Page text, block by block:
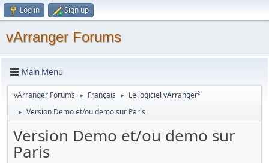
Log in Sign up
vArranger Forums
Main Menu
vArranger Forums ► Français ► Le logiciel vArranger²
► Version Demo et/ou demo sur Paris
Version Demo et/ou demo sur
Paris